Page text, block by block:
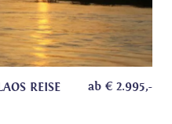
REISE ab € 2.995,-